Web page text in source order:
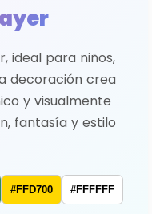
ideal para niños,
decoración crea
y visualmente
fantasía y estilo
#FFD700 #FFFFFF